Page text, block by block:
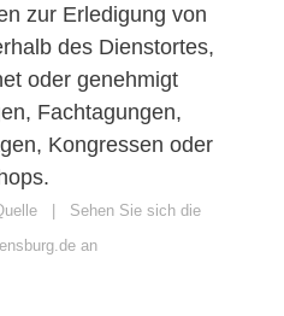
zur Erledigung von
des Dienstortes,
oder genehmigt
Fachtagungen,
Kongressen oder
| Sehen Sie sich die
an